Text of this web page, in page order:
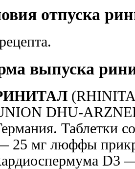
отпуска
выпуска
DHU-
Таблетки
25 мг люффы
D3